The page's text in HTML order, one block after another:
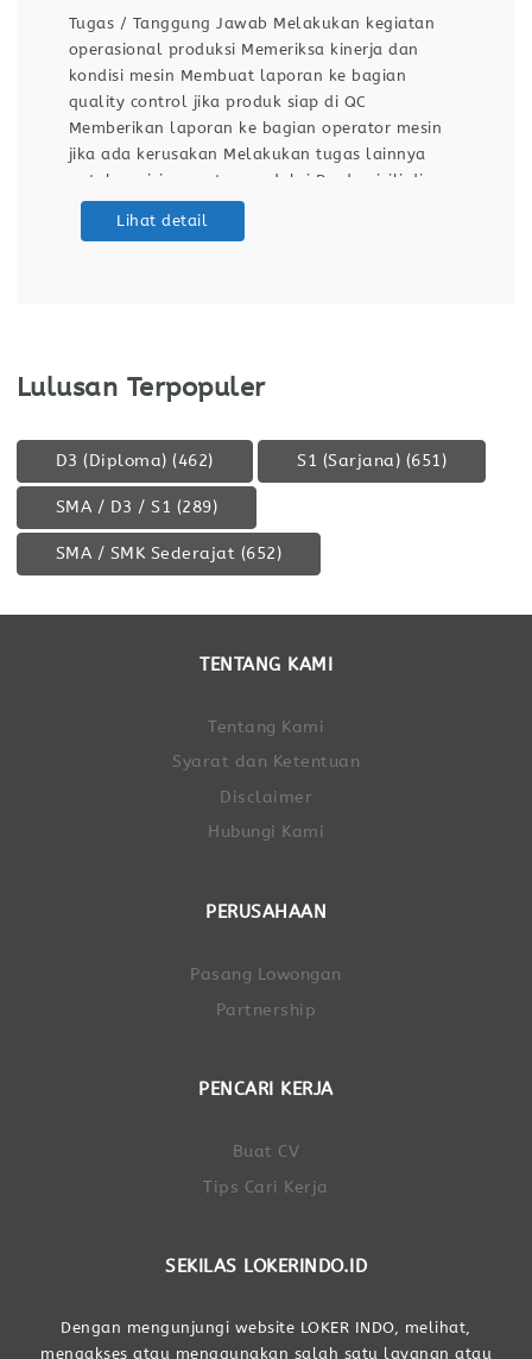
Tugas / Tanggung Jawab Melakukan kegiatan
operasional produksi Memeriksa kinerja dan
kondisi mesin Membuat laporan ke bagian
quality control jika produk siap di QC
Memberikan laporan ke bagian operator mesin
jika ada kerusakan Melakukan tugas lainnya
untuk posisi operator produksi Berdomisili di
Samarinda Kualifikasi / Persyaratan Pendidikan
Lihat detail
Lulusan Terpopuler
D3 (Diploma) (462) S1 (Sarjana) (651)
SMA / D3 / S1 (289)
SMA / SMK Sederajat (652)
TENTANG KAMI
Tentang Kami
Syarat dan Ketentuan
Disclaimer
Hubungi Kami
PERUSAHAAN
Pasang Lowongan
Partnership
PENCARI KERJA
Buat CV
Tips Cari Kerja
SEKILAS LOKERINDO.ID
Dengan mengunjungi website LOKER INDO, melihat,
mengakses atau menggunakan salah satu layanan atau